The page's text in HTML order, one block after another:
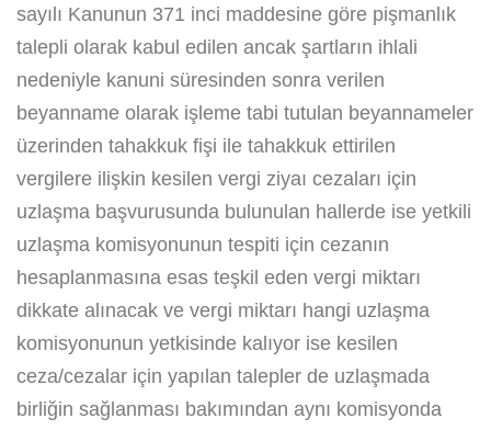
sayılı Kanunun 371 inci maddesine göre pişmanlık
talepli olarak kabul edilen ancak şartların ihlali
nedeniyle kanuni süresinden sonra verilen
beyanname olarak işleme tabi tutulan beyannameler
üzerinden tahakkuk fişi ile tahakkuk ettirilen
vergilere ilişkin kesilen vergi ziyaı cezaları için
uzlaşma başvurusunda bulunulan hallerde ise yetkili
uzlaşma komisyonunun tespiti için cezanın
hesaplanmasına esas teşkil eden vergi miktarı
dikkate alınacak ve vergi miktarı hangi uzlaşma
komisyonunun yetkisinde kalıyor ise kesilen
ceza/cezalar için yapılan talepler de uzlaşmada
birliğin sağlanması bakımından aynı komisyonda